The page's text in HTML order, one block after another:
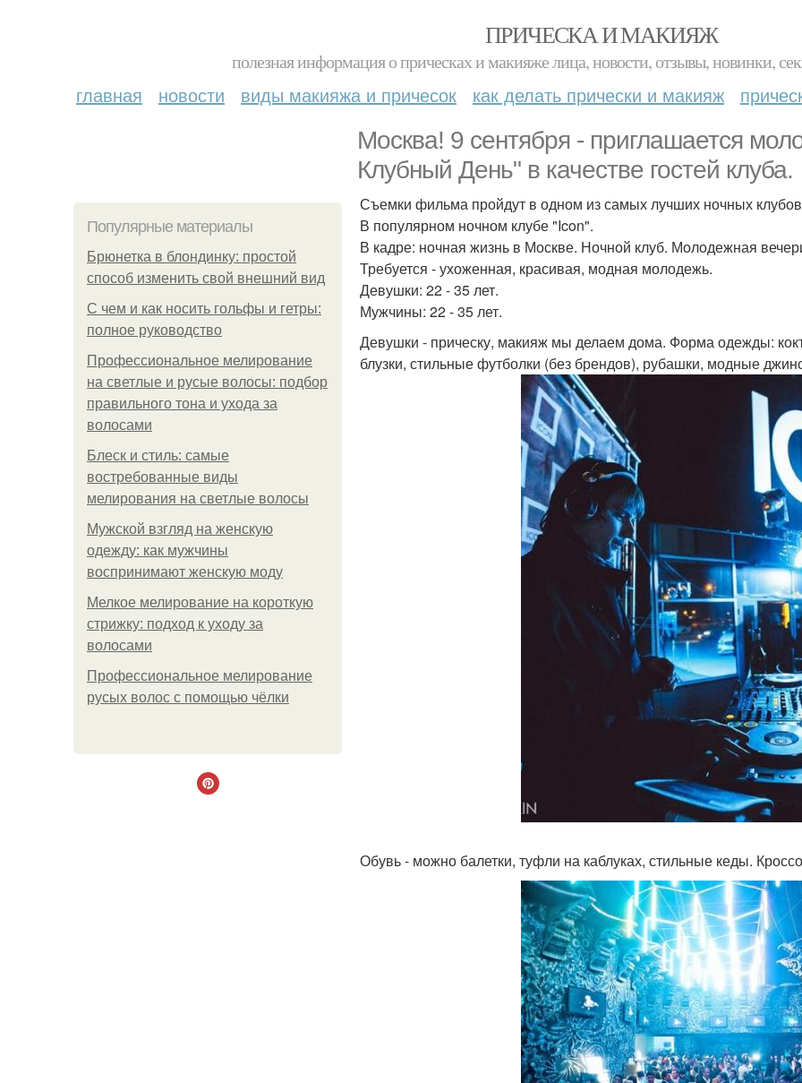
ПРИЧЕСКА И МАКИЯЖ
полезная информация о прическах и макияже лица, новости, отзывы, новинки,
главная новости виды макияжа и причесок как делать прически и макияж
Москва! 9 сентября - приглашается
Клубный День" в качестве гостей клуба.
Популярные материалы
Брюнетка в блондинку: простой
способ изменить свой внешний вид
С чем и как носить гольфы и гетры:
полное руководство
Профессиональное мелирование
на светлые и русые волосы: подбор
правильного тона и ухода за
волосами
Блеск и стиль: самые
востребованные виды
мелирования на светлые волосы
Мужской взгляд на женскую
одежду: как мужчины
воспринимают женскую моду
Мелкое мелирование на короткую
стрижку: подход к уходу за
волосами
Профессиональное мелирование
русых волос с помощью чёлки
Съемки фильма пройдут в одном из самых лучших ночных
В популярном ночном клубе "Icon".
В кадре: ночная жизнь в Москве. Ночной клуб. Молодежная
Требуется - ухоженная, красивая, модная молодежь.
Девушки: 22 - 35 лет.
Мужчины: 22 - 35 лет.
Девушки - прическу, макияж мы делаем дома. Форма одежды:
блузки, стильные футболки (без брендов), рубашки, модные
Обувь - можно балетки, туфли на каблуках, стильные кеды.